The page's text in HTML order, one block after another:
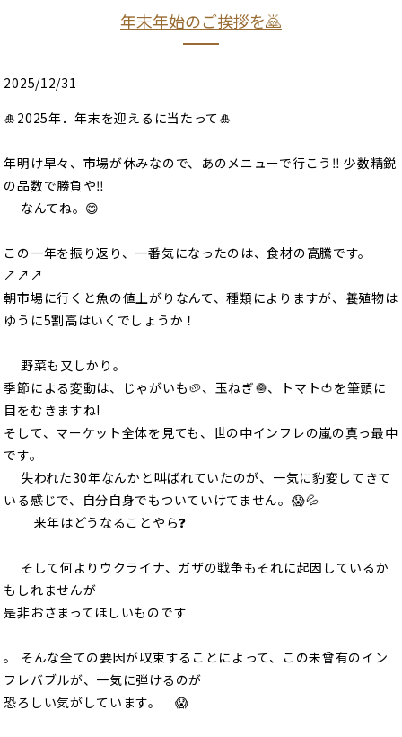
年末年始のご挨拶を🙇
2025/12/31
🎍2025年．年末を迎えるに当たって🎍
年明け早々、市場が休みなので、あのメニューで行こう‼️ 少数精鋭
の品数で勝負や‼️
なんてね。😄
この一年を振り返り、一番気になったのは、食材の高騰です。
↗️↗️↗️
朝市場に行くと魚の値上がりなんて、種類によりますが、養殖物は
ゆうに5割高はいくでしょうか！
野菜も又しかり。
季節による変動は、じゃがいも🥔、玉ねぎ🧅、トマト🍅を筆頭に
目をむきますね!
そして、マーケット全体を見ても、世の中インフレの嵐の真っ最中
です。
失われた30年なんかと叫ばれていたのが、一気に豹変してきて
いる感じで、自分自身でもついていけてません。😱💦
来年はどうなることやら❓
そして何よりウクライナ、ガザの戦争もそれに起因しているか
もしれませんが
是非おさまってほしいものです
。 そんな全ての要因が収束することによって、この未曾有のイン
フレバブルが、一気に弾けるのが
恐ろしい気がしています。 😱